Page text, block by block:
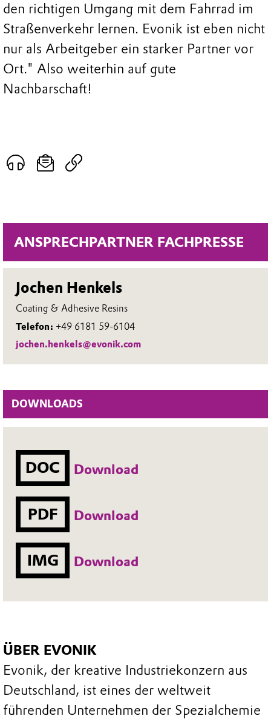
ANSPRECHPARTNER FACHPRESSE
Jochen Henkels
Coating & Adhesive Resins
Telefon: +49 6181 59-6104
jochen.henkels@evonik.com
DOWNLOADS
DOC Download
PDF Download
IMG Download
den richtigen Umgang mit dem Fahrrad im
Straßenverkehr lernen. Evonik ist eben nicht
nur als Arbeitgeber ein starker Partner vor
Ort." Also weiterhin auf gute
Nachbarschaft!
ÜBER EVONIK
Evonik, der kreative Industriekonzern aus
Deutschland, ist eines der weltweit
führenden Unternehmen der Spezialchemie